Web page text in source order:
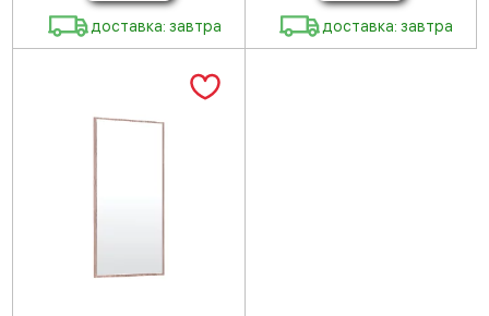
доставка: завтра доставка: завтра